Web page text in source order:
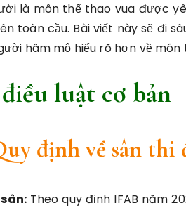
là môn thể thao vua được
toàn cầu. Bài viết này sẽ đi
hâm mộ hiểu rõ hơn về môn
luật cơ bản
định về sân thi
Theo quy định IFAB năm